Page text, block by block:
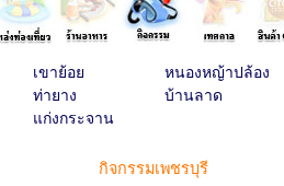
เขาย้อย
หนองหญ้าปล้อง
ท่ายาง
บ้านลาด
แก่งกระจาน
กิจกรรมเพชรบุรี